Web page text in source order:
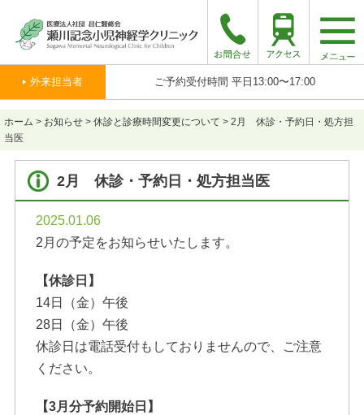
外来担当者 ご予約受付時間 平日13:00〜17:00
ホーム > お知らせ > 休診と診療時間変更について > 2月 休診・予約日・処方担
当医
2月 休診・予約日・処方担当医
2025.01.06
2月の予定をお知らせいたします。
【休診日】
14日（金）午後
28日（金）午後
休診日は電話受付もしておりませんので、ご注意
ください。
【3月分予約開始日】